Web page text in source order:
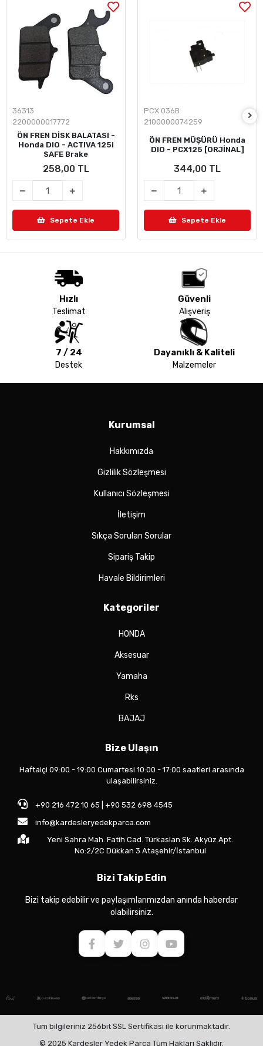
36313
2200000017772
ÖN FREN DİSK BALATASI -
Honda DIO - ACTIVA 125i
SAFE Brake
258,00 TL
Sepete Ekle
PCX 036B
2100000074259
ÖN FREN MÜŞÜRÜ Honda
DIO - PCX125 [ORJİNAL]
344,00 TL
Sepete Ekle
Hızlı
Teslimat
Güvenli
Alışveriş
7 / 24
Destek
Dayanıklı & Kaliteli
Malzemeler
Kurumsal
Hakkımızda
Gizlilik Sözleşmesi
Kullanıcı Sözleşmesi
İletişim
Sıkça Sorulan Sorular
Sipariş Takip
Havale Bildirimleri
Kategoriler
HONDA
Aksesuar
Yamaha
Rks
BAJAJ
Bize Ulaşın
Haftaiçi 09:00 - 19:00 Cumartesi 10:00 - 17:00 saatleri arasında
ulaşabilirsiniz.
+90 216 472 10 65 | +90 532 698 4545
info@kardesleryedekparca.com
Yeni Sahra Mah. Fatih Cad. Türkaslan Sk. Akyüz Apt.
No:2/2C Dükkan 3 Ataşehir/İstanbul
Bizi Takip Edin
Bizi takip edebilir ve paylaşımlarımızdan anında haberdar
olabilirsiniz.
Tüm bilgileriniz 256bit SSL Sertifikası ile korunmaktadır.
© 2025 Kardeşler Yedek Parça Tüm Hakları Saklıdır.